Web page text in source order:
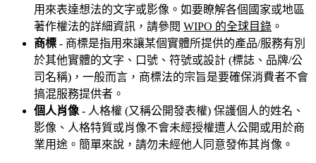
用來表達想法的文字或影像。如要瞭解各個國家或地區
著作權法的詳細資訊，請參閱 WIPO 的全球目錄 。
商標 - 商標是指用來讓某個實體所提供的產品/服務有別
於其他實體的文字、口號、符號或設計 (標誌、品牌/公
司名稱)，一般而言，商標法的宗旨是要確保消費者不會
搞混服務提供者。
個人肖像 - 人格權 (又稱公開發表權) 保護個人的姓名、
影像、人格特質或肖像不會未經授權遭人公開或用於商
業用途。簡單來說，請勿未經他人同意發佈其肖像。